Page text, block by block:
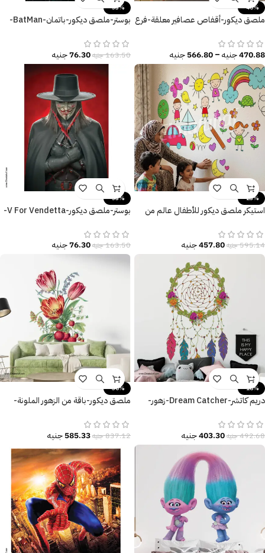
-40%
ملصق ديكور-أقفاص عصافير معلقة-فرع
470.88جنيه–
566.80جنيه
-53%
بوستر-ملصق ديكور-باتمان-BatMan-
163.50جنيه76.30جنيه
-23%
استيكر ملصق ديكور للأطفال عالم من
595.14جنيه457.80جنيه
-53%
بوستر-ملصق ديكور-V For Vendetta-
163.50جنيه76.30جنيه
-18%
دريم كاتشر-Dream Catcher-زهور-
492.68جنيه403.30جنيه
-30%
ملصق ديكور-باقة من الزهور الملونة-
837.12جنيه585.33جنيه